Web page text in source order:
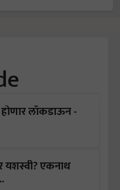
लॉकडाऊन -
यशस्वी? एकनाथ